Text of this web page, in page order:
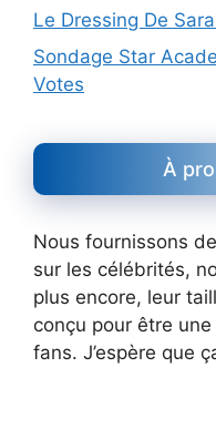
Le Dressing De
Sondage Star
Votes
À
Nous fournissons
sur les célébrités,
plus encore, leur
conçu pour être
fans. J’espère que